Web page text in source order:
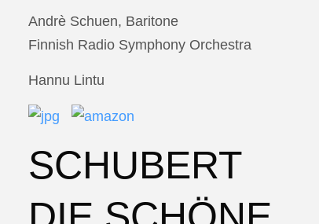
Andrè Schuen, Baritone
Finnish Radio Symphony Orchestra
Hannu Lintu
SCHUBERT